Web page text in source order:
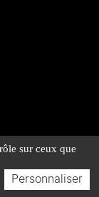
sur ceux que
Personnaliser